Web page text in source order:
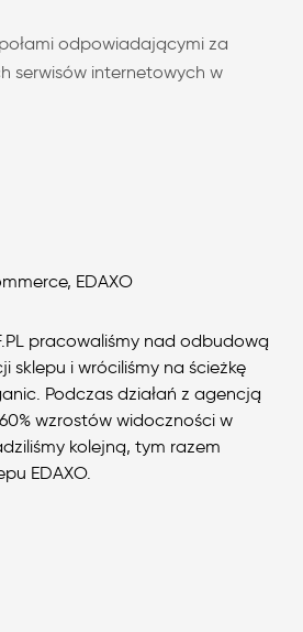
odpowiadającymi za
serwisów internetowych w
EDAXO
pracowaliśmy nad odbudową
sklepu i wróciliśmy na ścieżkę
Podczas działań z agencją
wzrostów widoczności w
kolejną, tym razem
EDAXO.